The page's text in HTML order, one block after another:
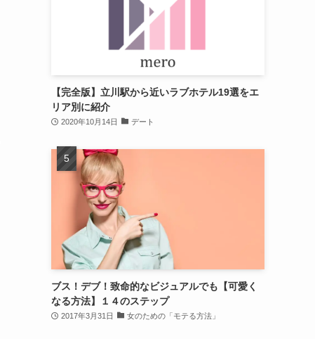
【完全版】立川駅から近いラブホテル19選をエ
リア別に紹介
2020年10月14日 デート
ブス！デブ！致命的なビジュアルでも【可愛く
なる方法】１４のステップ
2017年3月31日 女のための「モテる方法」